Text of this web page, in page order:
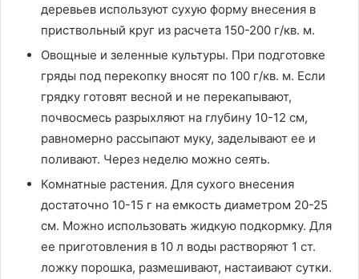
деревьев используют сухую форму внесения в
приствольный круг из расчета 150-200 г/кв. м.
Овощные и зеленные культуры. При подготовке
гряды под перекопку вносят по 100 г/кв. м. Если
грядку готовят весной и не перекапывают,
почвосмесь разрыхляют на глубину 10-12 см,
равномерно рассыпают муку, заделывают ее и
поливают. Через неделю можно сеять.
Комнатные растения. Для сухого внесения
достаточно 10-15 г на емкость диаметром 20-25
см. Можно использовать жидкую подкормку. Для
ее приготовления в 10 л воды растворяют 1 ст.
ложку порошка, размешивают, настаивают сутки.